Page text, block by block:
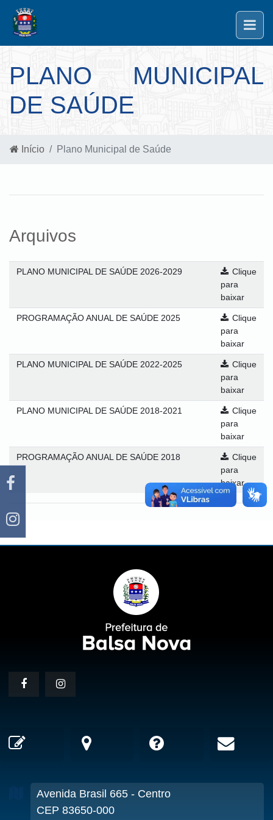
PLANO MUNICIPAL
DE SAÚDE
Início Plano Municipal de Saúde
Arquivos
PLANO MUNICIPAL DE SAÚDE 2026-2029
Clique
para
baixar
PROGRAMAÇÃO ANUAL DE SAÚDE 2025
Clique
para
baixar
PLANO MUNICIPAL DE SAÚDE 2022-2025
Clique
para
baixar
PLANO MUNICIPAL DE SAÚDE 2018-2021
Clique
para
baixar
PROGRAMAÇÃO ANUAL DE SAÚDE 2018
Clique
para
baixar
Avenida Brasil 665 - Centro
CEP 83650-000